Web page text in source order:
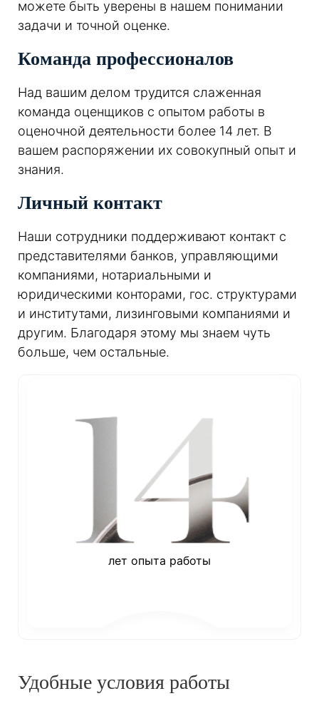
можете быть уверены в нашем понимании
задачи и точной оценке.
Команда профессионалов
Над вашим делом трудится слаженная
команда оценщиков с опытом работы в
оценочной деятельности более 14 лет. В
вашем распоряжении их совокупный опыт и
знания.
Личный контакт
Наши сотрудники поддерживают контакт с
представителями банков, управляющими
компаниями, нотариальными и
юридическими конторами, гос. структурами
и институтами, лизинговыми компаниями и
другим. Благодаря этому мы знаем чуть
больше, чем остальные.
лет опыта работы
Удобные условия работы